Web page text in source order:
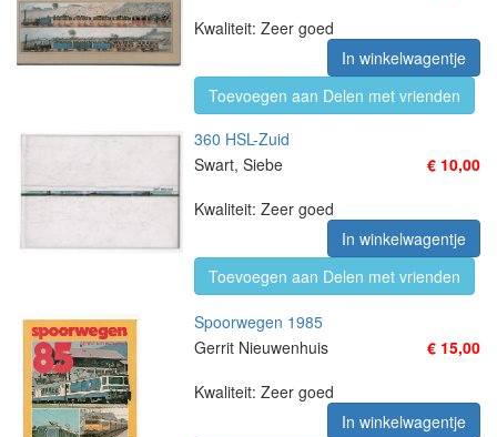
Kwaliteit: Zeer goed
In winkelwagentje
Toevoegen aan Delen met vrienden
360 HSL-Zuid
Swart, Siebe
€ 10,00
Kwaliteit: Zeer goed
In winkelwagentje
Toevoegen aan Delen met vrienden
Spoorwegen 1985
Gerrit Nieuwenhuis
€ 15,00
Kwaliteit: Zeer goed
In winkelwagentje